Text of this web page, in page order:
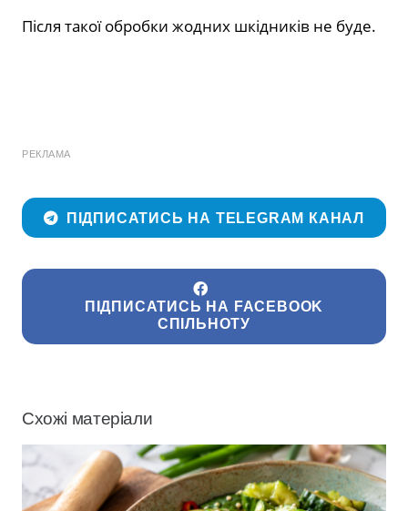
Після такої обробки жодних шкідників не буде.
РЕКЛАМА
ПІДПИСАТИСЬ НА TELEGRAM КАНАЛ
ПІДПИСАТИСЬ НА FACEBOOK
СПІЛЬНОТУ
Схожі матеріали